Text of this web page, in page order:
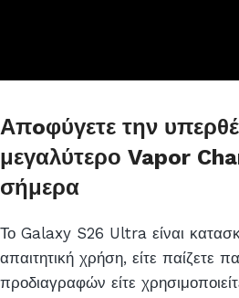
Απoφύγετε την
μεγαλύτερο Vapor
σήμερα
Το Galaxy S26 Ultra είναι
απαιτητική χρήση, είτε παίζετε
προδιαγραφών είτε